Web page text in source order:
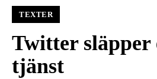
TEXTER
Twitter släpper
tjänst